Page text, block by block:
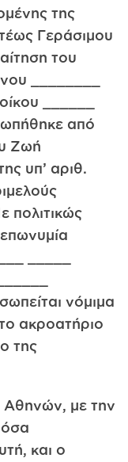
της
Γεράσιμου
του
________
______
από
Ζωή
υπ’ αριθ.
πολιτικώς
_____
νόμιμα
ακροατήριο
της
Αθηνών, με την
και ο